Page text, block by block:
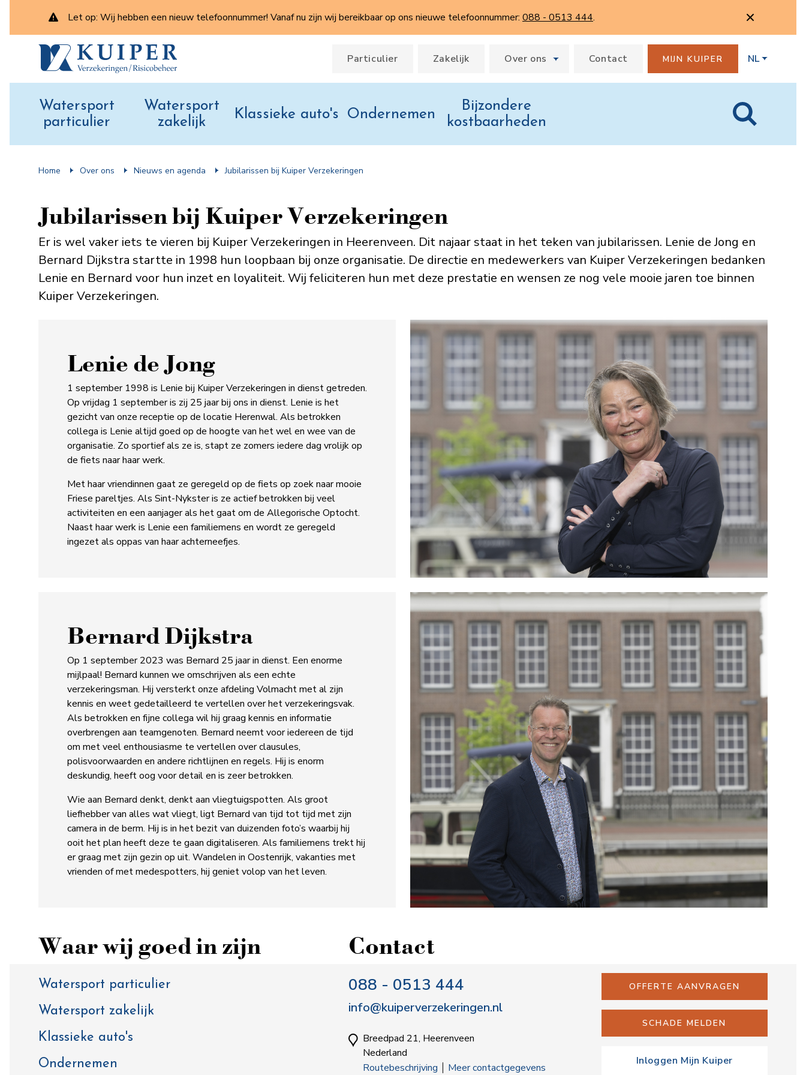
Let op: Wij hebben een nieuw telefoonnummer! Vanaf nu zijn wij bereikbaar op ons nieuwe telefoonnummer: 088 - 0513 444.
Particulier Zakelijk Over ons Contact MIJN KUIPER NL
Watersport
particulier
Watersport
zakelijk
Klassieke auto's Ondernemen
Bijzondere
kostbaarheden
Home Over ons Nieuws en agenda Jubilarissen bij Kuiper Verzekeringen
Jubilarissen bij Kuiper Verzekeringen
Er is wel vaker iets te vieren bij Kuiper Verzekeringen in Heerenveen. Dit najaar staat in het teken van jubilarissen. Lenie de Jong en
Bernard Dijkstra startte in 1998 hun loopbaan bij onze organisatie. De directie en medewerkers van Kuiper Verzekeringen bedanken
Lenie en Bernard voor hun inzet en loyaliteit. Wij feliciteren hun met deze prestatie en wensen ze nog vele mooie jaren toe binnen
Kuiper Verzekeringen.
Lenie de Jong
1 september 1998 is Lenie bij Kuiper Verzekeringen in dienst getreden.
Op vrijdag 1 september is zij 25 jaar bij ons in dienst. Lenie is het
gezicht van onze receptie op de locatie Herenwal. Als betrokken
collega is Lenie altijd goed op de hoogte van het wel en wee van de
organisatie. Zo sportief als ze is, stapt ze zomers iedere dag vrolijk op
de fiets naar haar werk.
Met haar vriendinnen gaat ze geregeld op de fiets op zoek naar mooie
Friese pareltjes. Als Sint-Nykster is ze actief betrokken bij veel
activiteiten en een aanjager als het gaat om de Allegorische Optocht.
Naast haar werk is Lenie een familiemens en wordt ze geregeld
ingezet als oppas van haar achterneefjes.
Bernard Dijkstra
Op 1 september 2023 was Bernard 25 jaar in dienst. Een enorme
mijlpaal! Bernard kunnen we omschrijven als een echte
verzekeringsman. Hij versterkt onze afdeling Volmacht met al zijn
kennis en weet gedetailleerd te vertellen over het verzekeringsvak.
Als betrokken en fijne collega wil hij graag kennis en informatie
overbrengen aan teamgenoten. Bernard neemt voor iedereen de tijd
om met veel enthousiasme te vertellen over clausules,
polisvoorwaarden en andere richtlijnen en regels. Hij is enorm
deskundig, heeft oog voor detail en is zeer betrokken.
Wie aan Bernard denkt, denkt aan vliegtuigspotten. Als groot
liefhebber van alles wat vliegt, ligt Bernard van tijd tot tijd met zijn
camera in de berm. Hij is in het bezit van duizenden foto’s waarbij hij
ooit het plan heeft deze te gaan digitaliseren. Als familiemens trekt hij
er graag met zijn gezin op uit. Wandelen in Oostenrijk, vakanties met
vrienden of met medespotters, hij geniet volop van het leven.
Waar wij goed in zijn
Watersport particulier
Watersport zakelijk
Klassieke auto's
Ondernemen
Contact
088 - 0513 444
info@kuiperverzekeringen.nl
Breedpad 21, Heerenveen
Nederland
Routebeschrijving
Meer contactgegevens
OFFERTE AANVRAGEN
SCHADE MELDEN
Inloggen Mijn Kuiper